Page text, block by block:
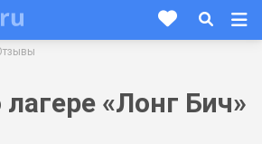
«Лонг Бич»